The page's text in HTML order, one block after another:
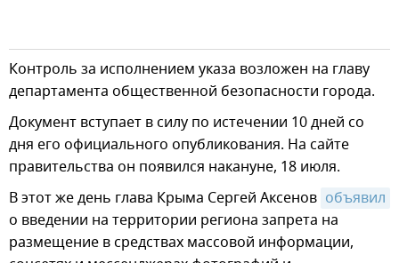
Контроль за исполнением указа возложен на главу
департамента общественной безопасности города.
Документ вступает в силу по истечении 10 дней со
дня его официального опубликования. На сайте
правительства он появился накануне, 18 июля.
В этот же день глава Крыма Сергей Аксенов объявил
о введении на территории региона запрета на
размещение в средствах массовой информации,